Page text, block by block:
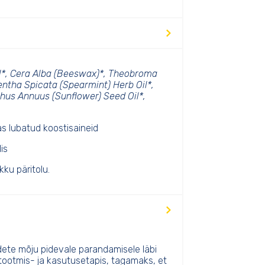
Cera Alba (Beeswax)*, Theobroma
Spicata (Spearmint) Herb Oil*,
Annuus (Sunflower) Seed Oil*,
lubatud koostisaineid
päritolu.
mõju pidevale parandamisele läbi
ja kasutusetapis, tagamaks, et